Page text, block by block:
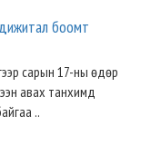
боомт
сарын 17-ны өдөр
авах танхимд
..